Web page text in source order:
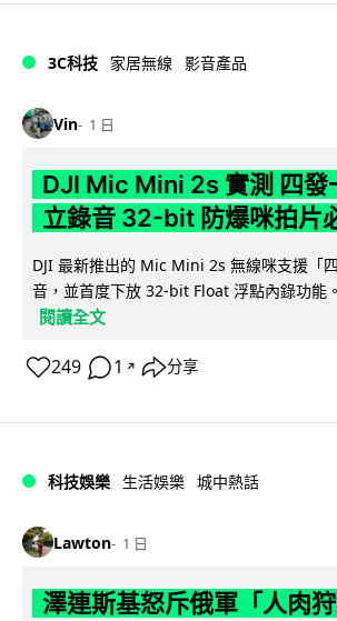
3C科技 家居無線 影音產品
Vin 1 日
DJI Mic Mini 2s 實測 四發
立錄音 32-bit 防爆咪拍片
DJI 最新推出的 Mic Mini 2s 無線咪支援「
音，並首度下放 32-bit Float 浮點內錄功能
閱讀全文
249 1 ↗ 分享
科技娛樂 生活娛樂 城中熱話
Lawton 1 日
澤連斯基怒斥俄軍「人肉